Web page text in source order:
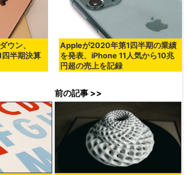
ウン、
半期決算
Appleが2020年第1四半期の業績
を発表、iPhone 11人気から10兆
円超の売上を記録
前の記事 >>